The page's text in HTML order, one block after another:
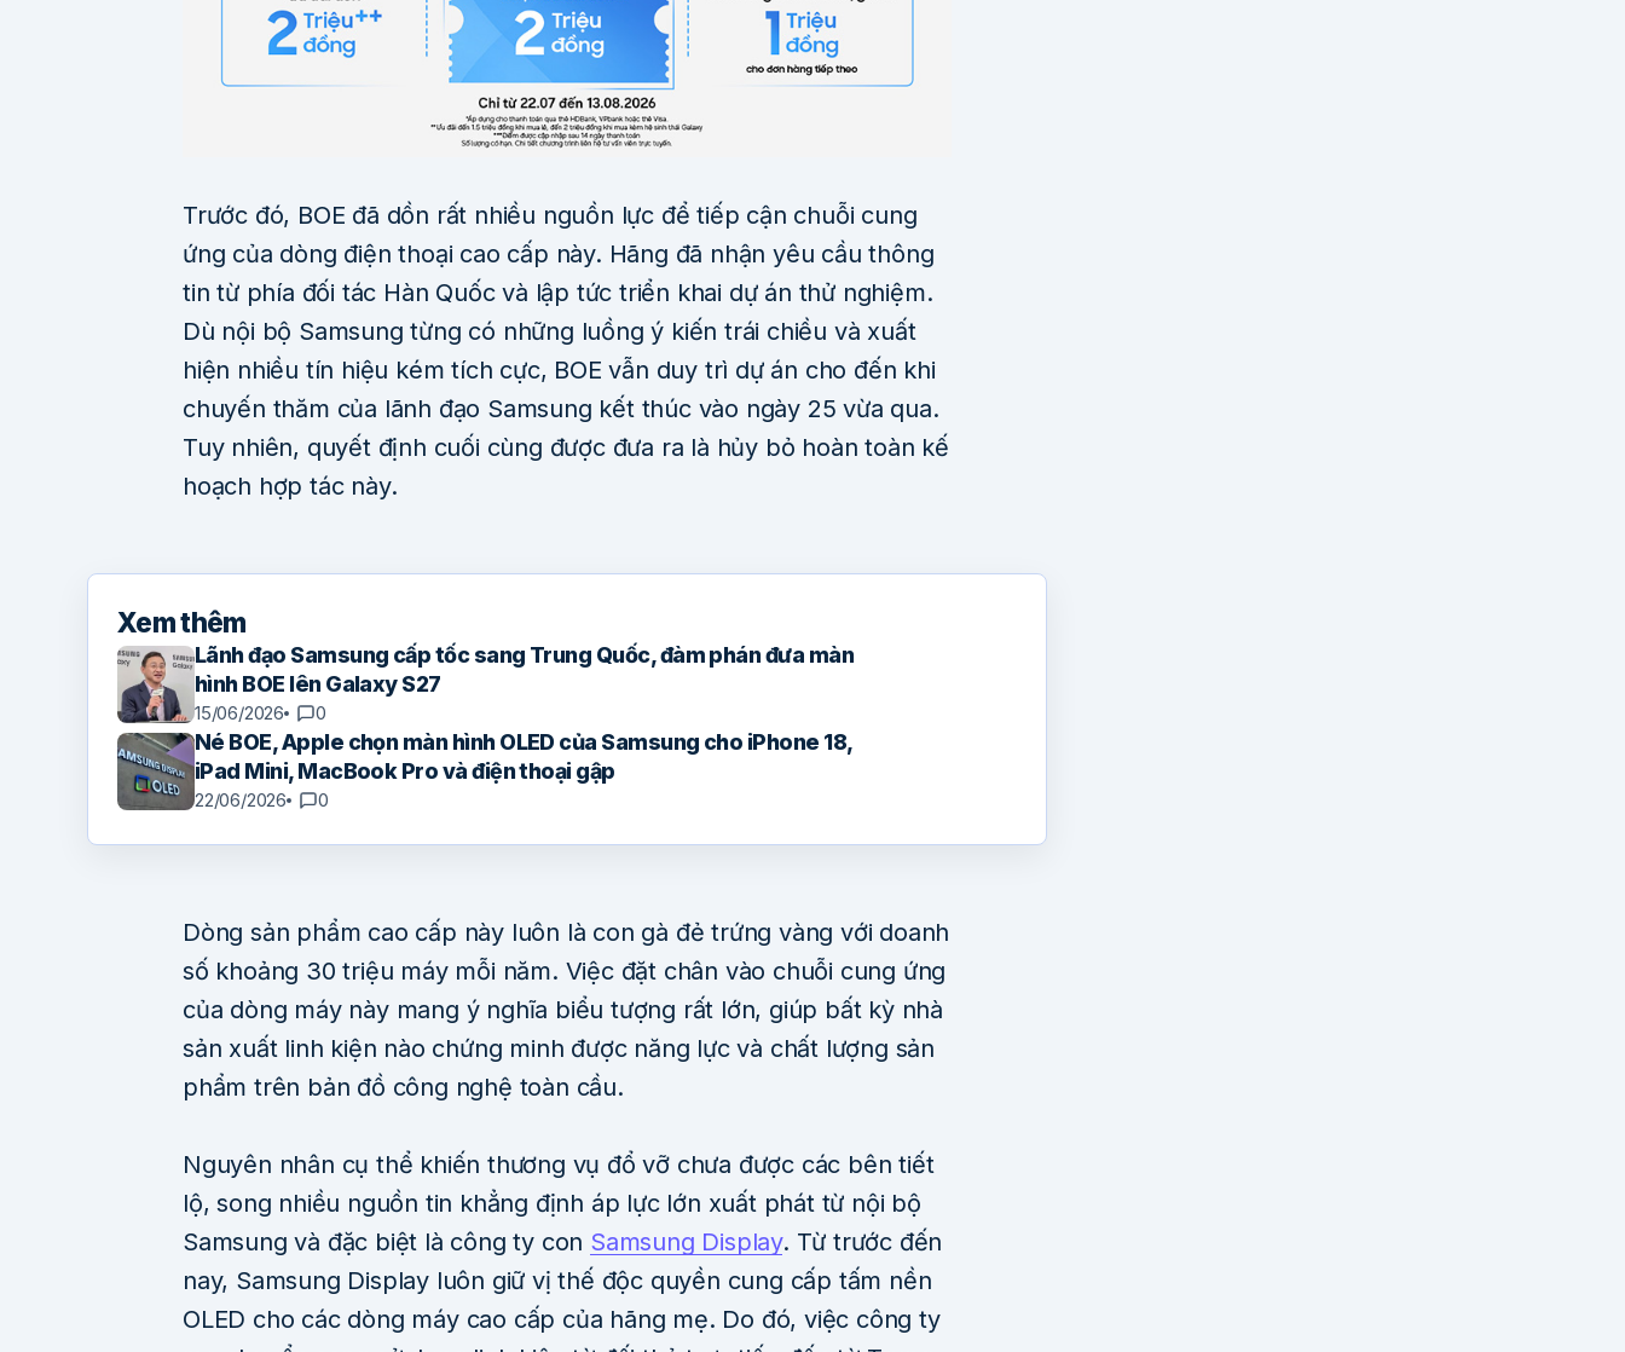
Trước đó, BOE đã dồn rất nhiều nguồn lực để tiếp cận chuỗi cung
ứng của dòng điện thoại cao cấp này. Hãng đã nhận yêu cầu thông
tin từ phía đối tác Hàn Quốc và lập tức triển khai dự án thử nghiệm.
Dù nội bộ Samsung từng có những luồng ý kiến trái chiều và xuất
hiện nhiều tín hiệu kém tích cực, BOE vẫn duy trì dự án cho đến khi
chuyến thăm của lãnh đạo Samsung kết thúc vào ngày 25 vừa qua.
Tuy nhiên, quyết định cuối cùng được đưa ra là hủy bỏ hoàn toàn kế
hoạch hợp tác này.
Xem thêm
Lãnh đạo Samsung cấp tốc sang Trung Quốc, đàm phán đưa màn
hình BOE lên Galaxy S27
15/06/2026 0
Né BOE, Apple chọn màn hình OLED của Samsung cho iPhone 18,
iPad Mini, MacBook Pro và điện thoại gập
22/06/2026 0
Dòng sản phẩm cao cấp này luôn là con gà đẻ trứng vàng với doanh
số khoảng 30 triệu máy mỗi năm. Việc đặt chân vào chuỗi cung ứng
của dòng máy này mang ý nghĩa biểu tượng rất lớn, giúp bất kỳ nhà
sản xuất linh kiện nào chứng minh được năng lực và chất lượng sản
phẩm trên bản đồ công nghệ toàn cầu.
Nguyên nhân cụ thể khiến thương vụ đổ vỡ chưa được các bên tiết
lộ, song nhiều nguồn tin khẳng định áp lực lớn xuất phát từ nội bộ
Samsung và đặc biệt là công ty con Samsung Display. Từ trước đến
nay, Samsung Display luôn giữ vị thế độc quyền cung cấp tấm nền
OLED cho các dòng máy cao cấp của hãng mẹ. Do đó, việc công ty